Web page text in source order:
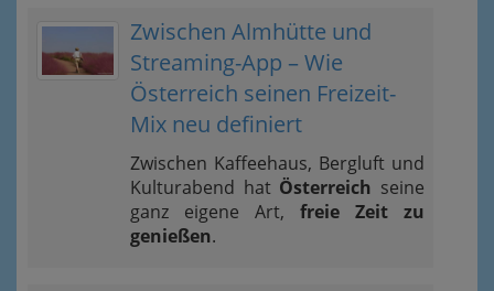
Zwischen Almhütte und
Streaming-App – Wie
Österreich seinen Freizeit-
Mix neu definiert
Zwischen Kaffeehaus, Bergluft und
Kulturabend hat Österreich seine
ganz eigene Art, freie Zeit zu
genießen.